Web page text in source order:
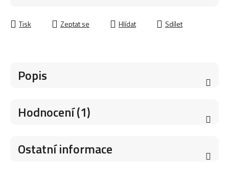
Tisk Zeptat se Hlídat Sdílet
Popis
Hodnocení (1)
Ostatní informace